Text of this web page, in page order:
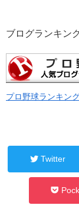
ブログランキン
プロ野球ランキン
Twitter